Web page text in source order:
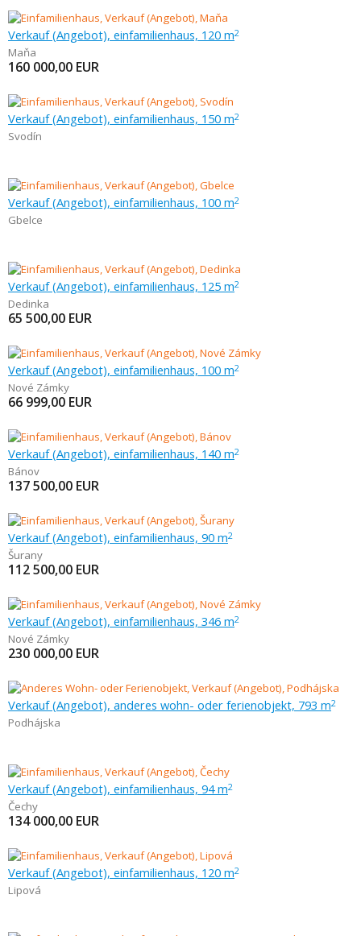
Verkauf (Angebot), einfamilienhaus, 120 m2
Maňa
160 000,00 EUR
Verkauf (Angebot), einfamilienhaus, 150 m2
Svodín
Verkauf (Angebot), einfamilienhaus, 100 m2
Gbelce
Verkauf (Angebot), einfamilienhaus, 125 m2
Dedinka
65 500,00 EUR
Verkauf (Angebot), einfamilienhaus, 100 m2
Nové Zámky
66 999,00 EUR
Verkauf (Angebot), einfamilienhaus, 140 m2
Bánov
137 500,00 EUR
Verkauf (Angebot), einfamilienhaus, 90 m2
Šurany
112 500,00 EUR
Verkauf (Angebot), einfamilienhaus, 346 m2
Nové Zámky
230 000,00 EUR
Verkauf (Angebot), anderes wohn- oder ferienobjekt, 793 m2
Podhájska
Verkauf (Angebot), einfamilienhaus, 94 m2
Čechy
134 000,00 EUR
Verkauf (Angebot), einfamilienhaus, 120 m2
Lipová